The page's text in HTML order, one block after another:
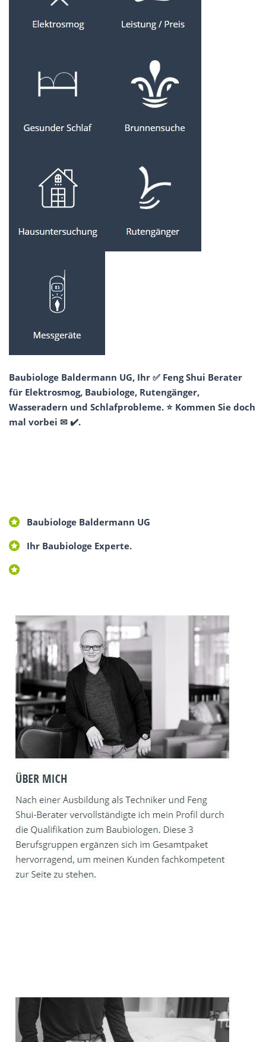
Baubiologe Baldermann UG, Ihr ✅ Feng Shui Berater
für Elektrosmog, Baubiologe, Rutengänger,
Wasseradern und Schlafprobleme. ⭐ Kommen Sie doch
mal vorbei ✉ ✔️.
Baubiologe Baldermann UG
Ihr Baubiologe Experte.